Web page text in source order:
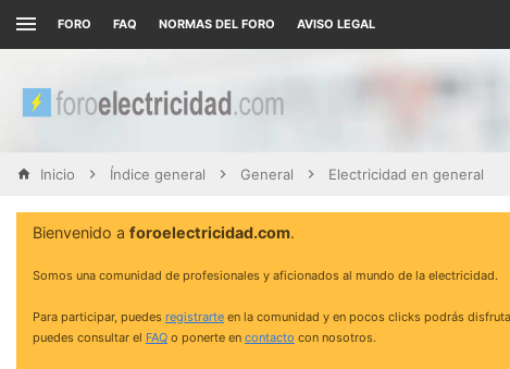
FORO FAQ NORMAS DEL FORO AVISO LEGAL
Inicio Índice general General Electricidad en general
Bienvenido a foroelectricidad.com.
Somos una comunidad de profesionales y aficionados al mundo de la electricidad.
Para participar, puedes registrarte en la comunidad y en pocos clicks podrás
puedes consultar el FAQ o ponerte en contacto con nosotros.